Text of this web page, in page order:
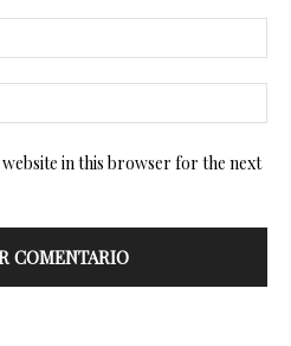
website in this browser for the next